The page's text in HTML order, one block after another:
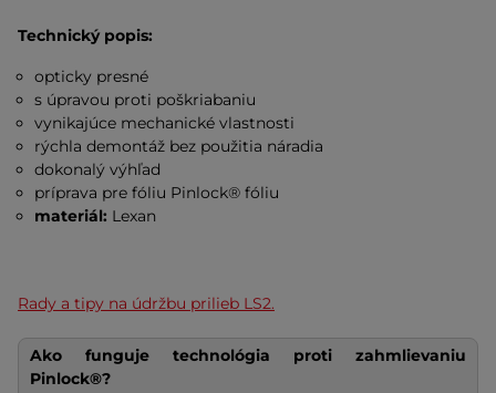
Technický popis:
opticky presné
s úpravou proti poškriabaniu
vynikajúce mechanické vlastnosti
rýchla demontáž bez použitia náradia
dokonalý výhľad
príprava pre fóliu Pinlock® fóliu
materiál: Lexan
Rady a tipy na údržbu prilieb LS2.
Ako funguje technológia proti zahmlievaniu
Pinlock®?